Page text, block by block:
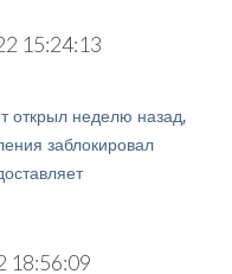
15:24:13
открыл неделю назад,
заблокировал
18:56:09